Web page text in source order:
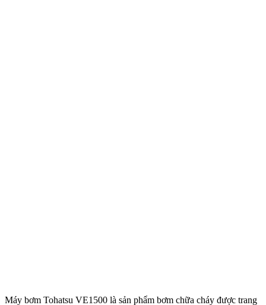
Máy bơm Tohatsu VE1500 là sản phẩm bơm chữa cháy được trang